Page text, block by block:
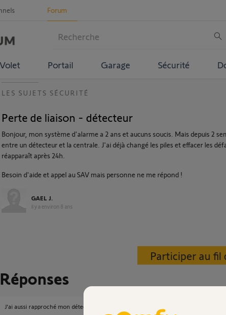
Forum
Volet Portail Garage Sécurité
LES SUJETS SÉCURITÉ
Perte de liaison - détecteur
Bonjour, mon système d'alarme a 2 ans et aucuns soucis. Mais depuis 2
entre un détecteur et la centrale. J'ai déjà changé les piles et effacer les
réapparaît après 24h.
Besoin d'aide et appel au SAV mais personne ne me répond !
GAEL J.
il y a environ 8 ans
Participer au fil
Réponses
J'ai aussi rapproché mon détecteur de la centrale avec de nouvelles piles.